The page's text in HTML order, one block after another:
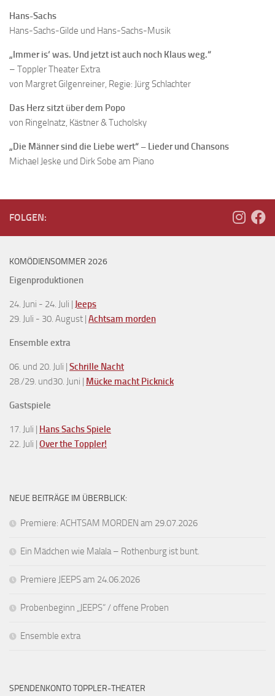
Hans-Sachs
Hans-Sachs-Gilde und Hans-Sachs-Musik
„Immer is‘ was. Und jetzt ist auch noch Klaus weg.“
– Toppler Theater Extra
von Margret Gilgenreiner, Regie: Jürg Schlachter
Das Herz sitzt über dem Popo
von Ringelnatz, Kästner & Tucholsky
„Die Männer sind die Liebe wert“ – Lieder und Chansons
Michael Jeske und Dirk Sobe am Piano
FOLGEN:
KOMÖDIENSOMMER 2026
Eigenproduktionen
24. Juni - 24. Juli | Jeeps
29. Juli - 30. August | Achtsam morden
Ensemble extra
06. und 20. Juli | Schrille Nacht
28./29. und30. Juni | Mücke macht Picknick
Gastspiele
17. Juli | Hans Sachs Spiele
22. Juli | Over the Toppler!
NEUE BEITRÄGE IM ÜBERBLICK:
Premiere: ACHTSAM MORDEN am 29.07.2026
Ein Mädchen wie Malala – Rothenburg ist bunt.
Premiere JEEPS am 24.06.2026
Probenbeginn „JEEPS“ / offene Proben
Ensemble extra
SPENDENKONTO TOPPLER-THEATER